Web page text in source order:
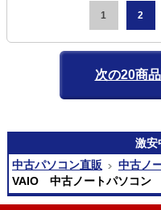
1 2
次の20商
激安
中古パソコン直販
中古ノ
VAIO 中古ノートパソコ